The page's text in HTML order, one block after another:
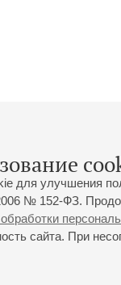
для улучшения
№ 152-ФЗ.
сайта. При